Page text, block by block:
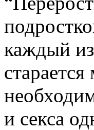
каждый
и секса